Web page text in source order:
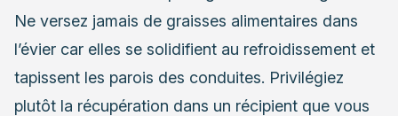
Ne versez jamais de graisses alimentaires dans
l’évier car elles se solidifient au refroidissement et
tapissent les parois des conduites. Privilégiez
plutôt la récupération dans un récipient que vous